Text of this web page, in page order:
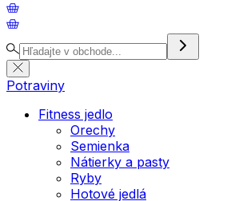
Potraviny
Fitness jedlo
Orechy
Semienka
Nátierky a pasty
Ryby
Hotové jedlá